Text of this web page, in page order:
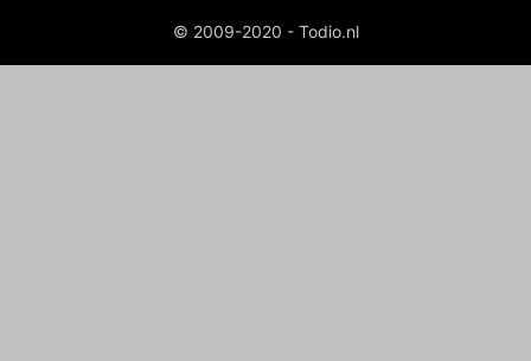
© 2009-2020 - Todio.nl